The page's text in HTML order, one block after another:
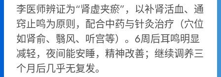
李医师辨证为“肾虚夹瘀”，以补肾活血、通
窍止鸣为原则，配合中药与针灸治疗（穴位
如肾俞、翳风、听宫等）。6周后耳鸣明显
减轻，夜间能安睡，精神改善；继续调养三
个月后几乎无复发。